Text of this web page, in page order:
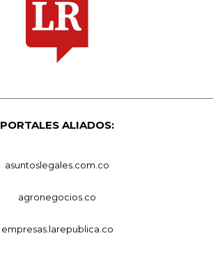
PORTALES ALIADOS:
asuntoslegales.com.co
agronegocios.co
empresas.larepublica.co